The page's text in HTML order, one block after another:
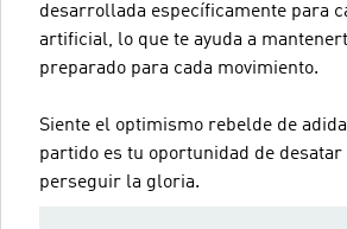
desarrollada específicamente para
artificial, lo que te ayuda a
preparado para cada movimiento.
Siente el optimismo rebelde de
partido es tu oportunidad de desatar
perseguir la gloria.